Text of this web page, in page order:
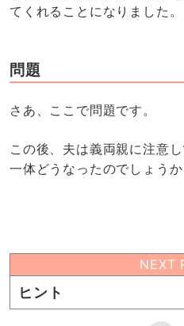
てくれることになりました。
問題
さあ、ここで問題です。
この後、夫は義両親に注意し
一体どうなったのでしょうか
NEXT
ヒント